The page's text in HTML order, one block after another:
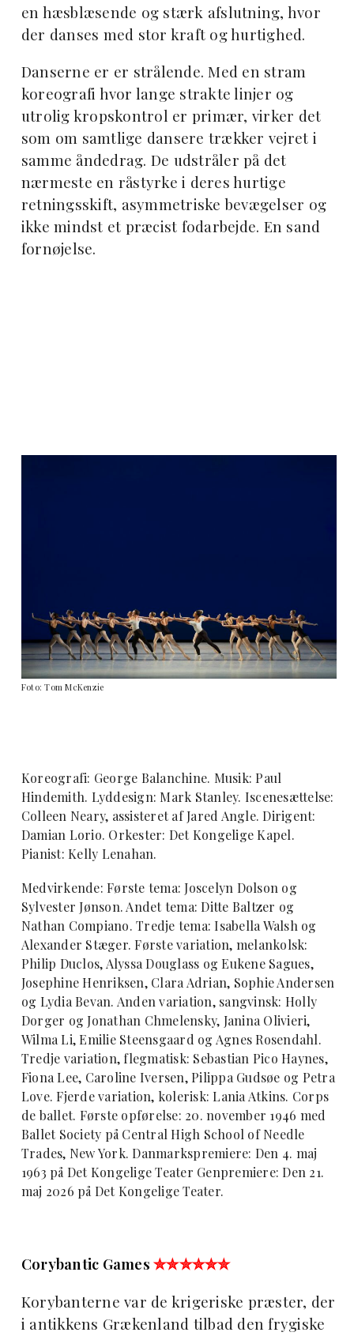
en hæsblæsende og stærk afslutning, hvor
der danses med stor kraft og hurtighed.
Danserne er er strålende. Med en stram
koreografi hvor lange strakte linjer og
utrolig kropskontrol er primær, virker det
som om samtlige dansere trækker vejret i
samme åndedrag. De udstråler på det
nærmeste en råstyrke i deres hurtige
retningsskift, asymmetriske bevægelser og
ikke mindst et præcist fodarbejde. En sand
fornøjelse.
Foto: Tom McKenzie
Koreografi: George Balanchine. Musik: Paul
Hindemith. Lyddesign: Mark Stanley. Iscenesættelse:
Colleen Neary, assisteret af Jared Angle. Dirigent:
Damian Lorio. Orkester: Det Kongelige Kapel.
Pianist: Kelly Lenahan.
Medvirkende: Første tema: Joscelyn Dolson og
Sylvester Jønson. Andet tema: Ditte Baltzer og
Nathan Compiano. Tredje tema: Isabella Walsh og
Alexander Stæger. Første variation, melankolsk:
Philip Duclos, Alyssa Douglass og Eukene Sagues,
Josephine Henriksen, Clara Adrian, Sophie Andersen
og Lydia Bevan. Anden variation, sangvinsk: Holly
Dorger og Jonathan Chmelensky, Janina Olivieri,
Wilma Li, Emilie Steensgaard og Agnes Rosendahl.
Tredje variation, flegmatisk: Sebastian Pico Haynes,
Fiona Lee, Caroline Iversen, Pilippa Gudsøe og Petra
Love. Fjerde variation, kolerisk: Lania Atkins. Corps
de ballet. Første opførelse: 20. november 1946 med
Ballet Society på Central High School of Needle
Trades, New York. Danmarkspremiere: Den 4. maj
1963 på Det Kongelige Teater Genpremiere: Den 21.
maj 2026 på Det Kongelige Teater.
Corybantic Games✮✮✮✮✮✮
Korybanterne var de krigeriske præster, der
i antikkens Grækenland tilbad den frygiske